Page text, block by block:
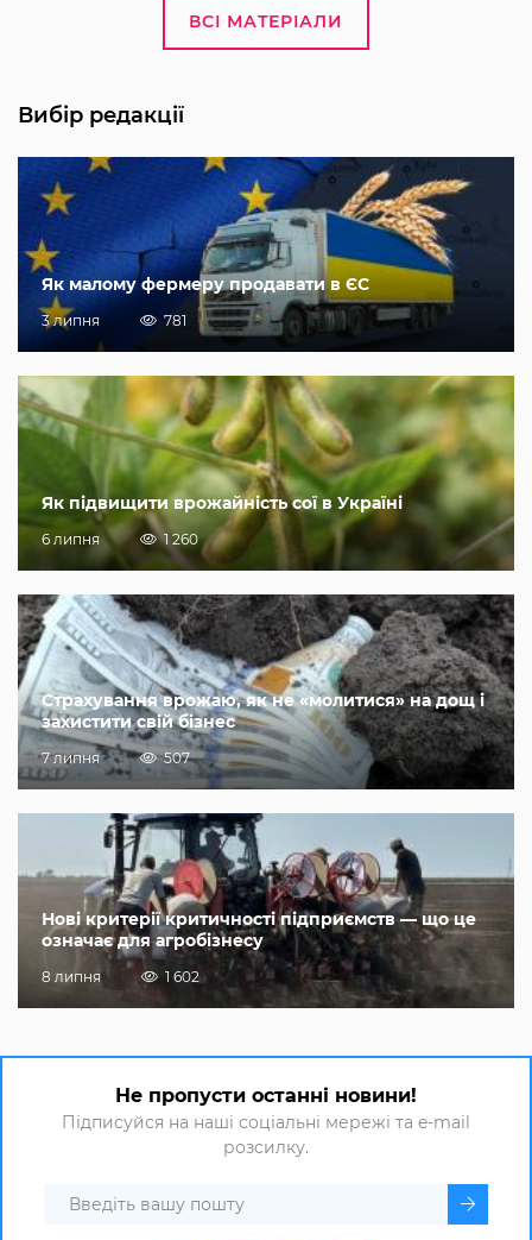
ВСІ МАТЕРІАЛИ
Вибір редакції
Як малому фермеру продавати в ЄС
3 липня 781
Як підвищити врожайність сої в Україні
6 липня 1 260
Страхування врожаю, як не «молитися» на дощ і
захистити свій бізнес
7 липня 507
Нові критерії критичності підприємств — що це
означає для агробізнесу
8 липня 1 602
Не пропусти останні новини!
Підписуйся на наші соціальні мережі та e-mail
розсилку.